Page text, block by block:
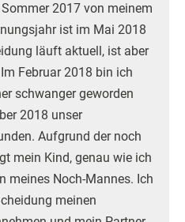
2017 von meinem
ist im Mai 2018
läuft aktuell, ist aber
Februar 2018 bin ich
schwanger geworden
2018 unser
Aufgrund der noch
mein Kind, genau wie ich
meines Noch-Mannes. Ich
meinen